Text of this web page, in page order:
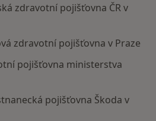
zdravotní pojišťovna ČR v
zdravotní pojišťovna v Praze
pojišťovna ministerstva
pojišťovna Škoda v